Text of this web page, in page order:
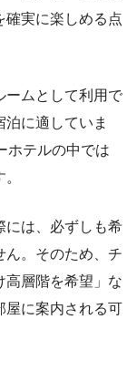
確実に楽しめる点
ームとして利用で
に適していま
ホテルの中では
には、必ずしも希
ん。そのため、チ
高層階を希望」な
屋に案内される可